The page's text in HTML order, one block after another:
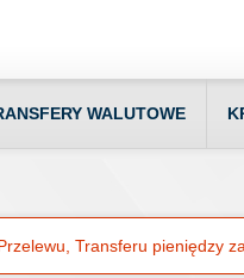
WALUTOWE
Transferu pieniędzy